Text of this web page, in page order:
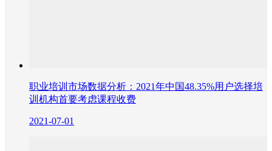
职业培训市场数据分析：2021年中国48.35%用户选择培
训机构首要考虑课程收费
2021-07-01